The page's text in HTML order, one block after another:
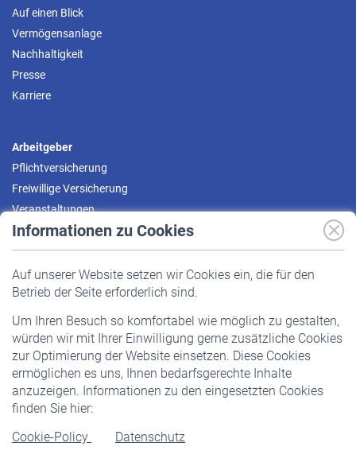
Informationen zu Cookies
Auf unserer Website setzen wir Cookies ein, die für den
Betrieb der Seite erforderlich sind.
Um Ihren Besuch so komfortabel wie möglich zu gestalten,
würden wir mit Ihrer Einwilligung gerne zusätzliche Cookies
zur Optimierung der Website einsetzen. Diese Cookies
ermöglichen es uns, Ihnen bedarfsgerechte Inhalte
anzuzeigen. Informationen zu den eingesetzten Cookies
finden Sie hier:
Cookie-Policy
Datenschutz
Auf einen Blick
Vermögensanlage
Nachhaltigkeit
Presse
Karriere
Arbeitgeber
Pflichtversicherung
Freiwillige Versicherung
Veranstaltungen
Pflichtversicherung
Staatliche Förderung
Veranstaltungen
Rentner
Rentenbeginn
Rente beantragen